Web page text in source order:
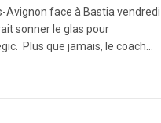
Avignon face à Bastia vendredi
sonner le glas pour
Plus que jamais, le coach…